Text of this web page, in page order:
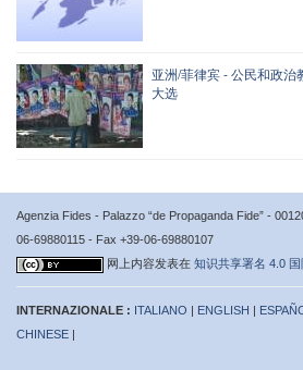
亚洲/菲律宾 - 公民和政
大选
Agenzia Fides - Palazzo “de Propaganda Fide” -
06-69880115 - Fax +39-06-69880107
网上内容发表在 知识共享署名 4.0
INTERNAZIONALE : ITALIANO | ENGLISH |
CHINESE |